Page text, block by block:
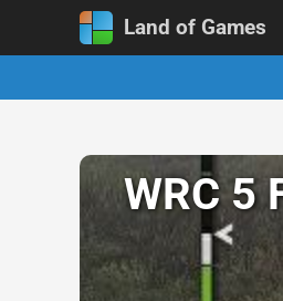
Land of Games
WRC 5